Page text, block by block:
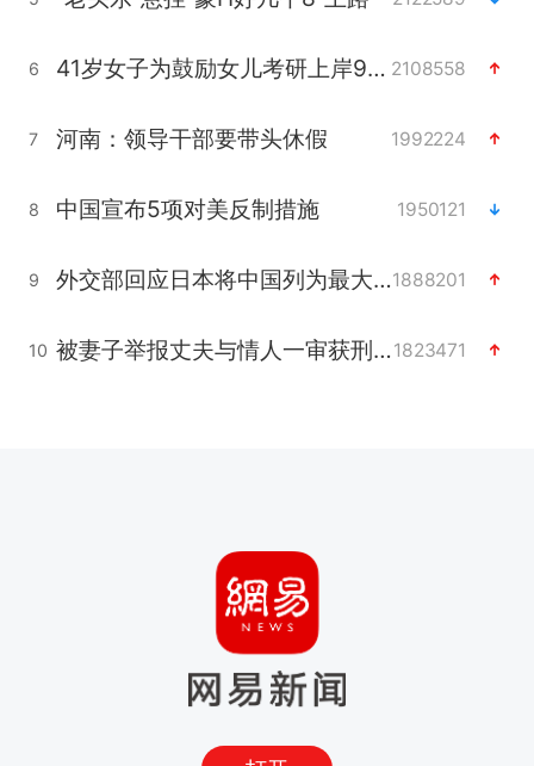
6 41岁女子为鼓励女儿考研上岸985 2108558
7 河南：领导干部要带头休假 1992224
8 中国宣布5项对美反制措施 1950121
9 外交部回应日本将中国列为最大挑战1888201
10 被妻子举报丈夫与情人一审获刑1年1823471